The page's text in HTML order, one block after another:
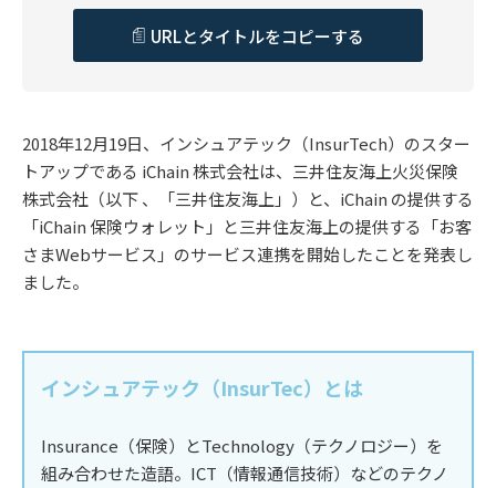
URLとタイトルをコピーする
2018年12月19日、インシュアテック（InsurTech）のスター
トアップである iChain 株式会社は、三井住友海上火災保険
株式会社（以下 、「三井住友海上」）と、iChain の提供する
「iChain 保険ウォレット」と三井住友海上の提供する「お客
さまWebサービス」のサービス連携を開始したことを発表し
ました。
インシュアテック（InsurTec）とは
Insurance（保険）とTechnology（テクノロジー）を
組み合わせた造語。ICT（情報通信技術）などのテクノ